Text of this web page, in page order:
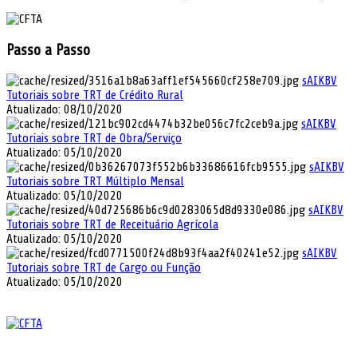
Passo a Passo
sAIKBV
Tutoriais sobre TRT de Crédito Rural
Atualizado: 08/10/2020
sAIKBV
Tutoriais sobre TRT de Obra/Serviço
Atualizado: 05/10/2020
sAIKBV
Tutoriais sobre TRT Múltiplo Mensal
Atualizado: 05/10/2020
sAIKBV
Tutoriais sobre TRT de Receituário Agrícola
Atualizado: 05/10/2020
sAIKBV
Tutoriais sobre TRT de Cargo ou Função
Atualizado: 05/10/2020